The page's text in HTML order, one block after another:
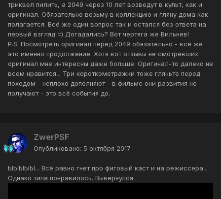
триквел пилить, а 2049 через 10 лет возведут в культ, как и
оригинал. Обязательно возьму в коллекцию и гляну дома как
полагается. Всё же один вопрос так и остался без ответа на
первый взгляд =) Догадались? Вот чертяга же Вильнев!
P.S. Посмотреть оригинал перед 2049 обязательно - всё же
это именно продолжение. Хотя вот отзывы не смотревших
оригинал мне интересны даже больше. Оригинал-то далеко не
всем нравится... Три короткометражки тоже гляньте перед
походом - неплохо дополняют - в фильме они развития не
получают - это всё события до.
ZwerPSF
Опубликовано: 5 октября 2017
ЫЫЫЫЫ... Всё равно гнет про фиговый каст и на режиссера...
Однако типа понравилось. Вывернулся.